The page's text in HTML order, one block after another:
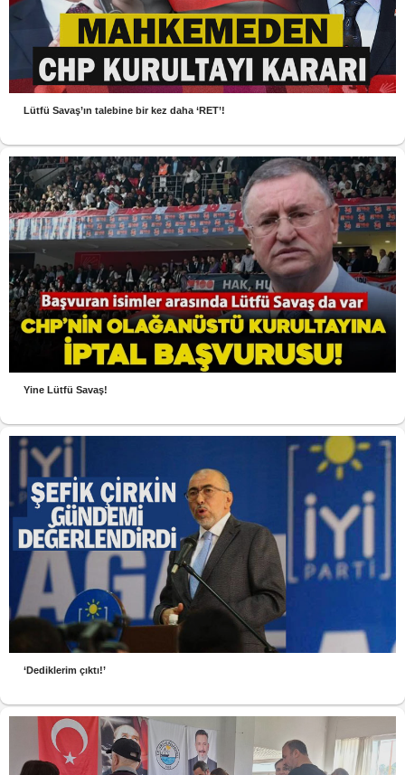
Lütfü Savaş’ın talebine bir kez daha ‘RET’!
Yine Lütfü Savaş!
‘Dediklerim çıktı!’